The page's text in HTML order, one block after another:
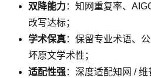
双降能力：知网重复率、
改写达标；
学术保真：保留专业术语、
坏原文学术性；
适配性强：深度适配知网 /